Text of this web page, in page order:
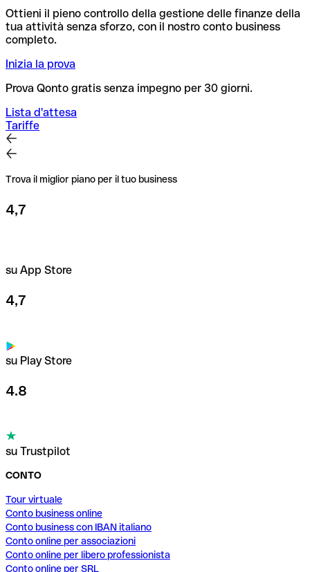
Ottieni il pieno controllo della gestione delle finanze della
tua attività senza sforzo, con il nostro conto business
completo.
Inizia la prova
Prova Qonto gratis senza impegno per 30 giorni.
Lista d'attesa
Tariffe
Trova il miglior piano per il tuo business
4,7
su App Store
4,7
su Play Store
4.8
su Trustpilot
CONTO
Tour virtuale
Conto business online
Conto business con IBAN italiano
Conto online per associazioni
Conto online per libero professionista
Conto online per SRL